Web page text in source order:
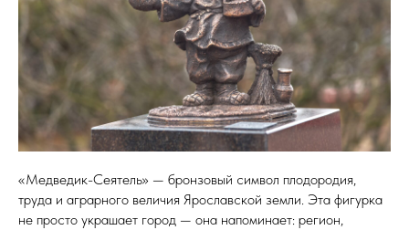
«Медведик-Сеятель» — бронзовый символ плодородия,
труда и аграрного величия Ярославской земли. Эта фигурка
не просто украшает город — она напоминает: регион,